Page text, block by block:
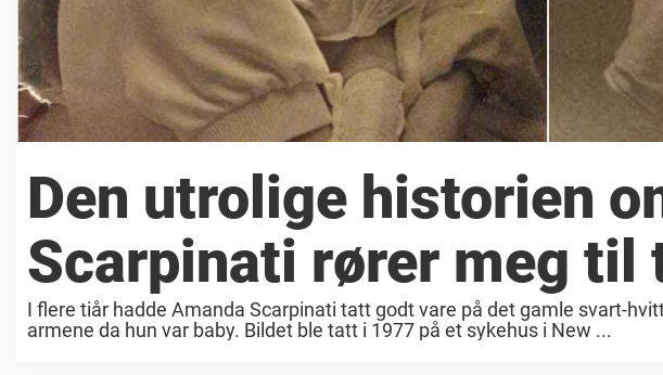
Den utrolige historien
Scarpinati rører meg til
I flere tiår hadde Amanda Scarpinati tatt godt vare på det gamle svart-
armene da hun var baby. Bildet ble tatt i 1977 på et sykehus i New ...